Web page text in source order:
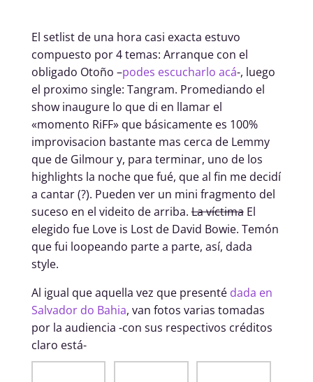
El setlist de una hora casi exacta estuvo
compuesto por 4 temas: Arranque con el
obligado Otoño –podes escucharlo acá-, luego
el proximo single: Tangram. Promediando el
show inaugure lo que di en llamar el
«momento RiFF» que básicamente es 100%
improvisacion bastante mas cerca de Lemmy
que de Gilmour y, para terminar, uno de los
highlights la noche que fué, que al fin me decidí
a cantar (?). Pueden ver un mini fragmento del
suceso en el videito de arriba.La víctimaEl
elegido fue Love is Lost de David Bowie. Temón
que fui loopeando parte a parte, así, dada
style.
Al igual que aquella vez que presenté dada en
Salvador do Bahia, van fotos varias tomadas
por la audiencia -con sus respectivos créditos
claro está-